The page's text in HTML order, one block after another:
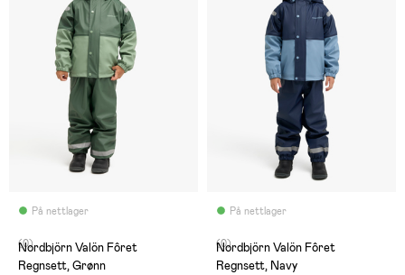
På nettlager
(0)
Nordbjörn Valön Fôret
Regnsett, Grønn
På nettlager
(0)
Nordbjörn Valön Fôret
Regnsett, Navy